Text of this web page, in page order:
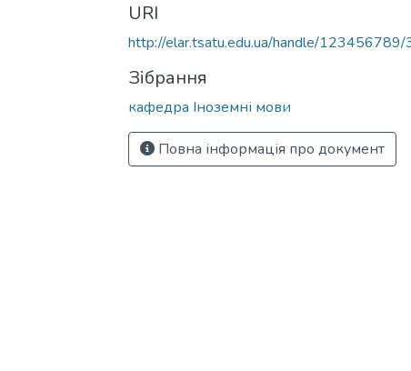
URI
http://elar.tsatu.edu.ua/handle/
Зібрання
кафедра Іноземні мови
Повна інформація про документ